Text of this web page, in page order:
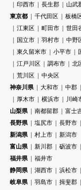
印西市
長生郡 山武
東京都
千代田区 板橋
江東区
町田市 世田
国立市
羽村市 中野
東久留米市
小平市
江戸川区
調布市 北
荒川区
中央区
神奈川県
大和市 中郡
厚木市
横浜市 川崎
山梨県
南都留郡 富士
長野県
塩尻市 長野市
新潟県
村上市
新潟市
富山県
新川郡 砺波市
福井県
福井市
静岡県
湖西市 浜松市
岐阜県
羽島市 揖斐郡